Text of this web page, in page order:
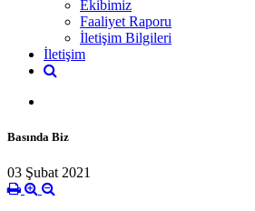
Ekibimiz
Faaliyet Raporu
İletişim Bilgileri
İletişim
Basında Biz
03 Şubat 2021